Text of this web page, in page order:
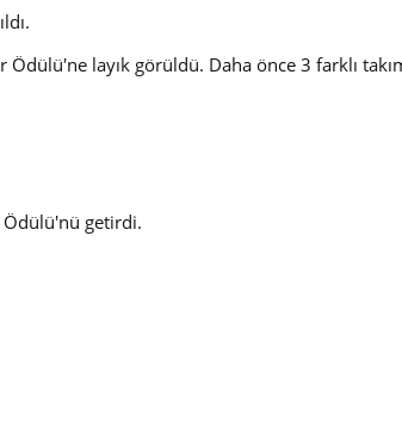
layık görüldü. Daha önce 3 farklı
Ödülü'nü getirdi.